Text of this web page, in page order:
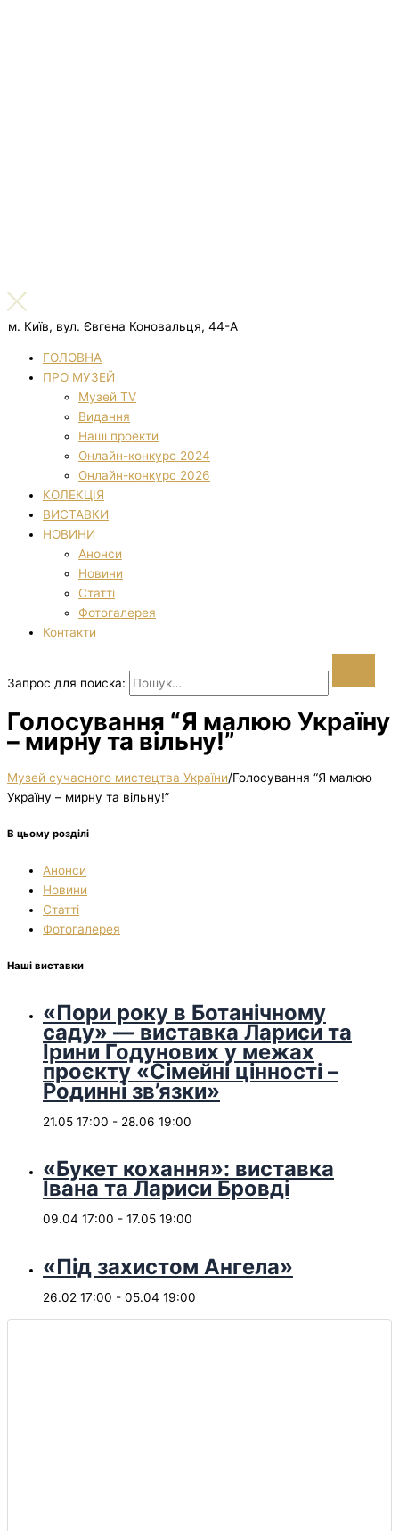
м. Київ, вул. Євгена Коновальця, 44-А
ГОЛОВНА
ПРО МУЗЕЙ
Музей TV
Видання
Наші проекти
Онлайн-конкурс 2024
Онлайн-конкурс 2026
КОЛЕКЦІЯ
ВИСТАВКИ
НОВИНИ
Анонси
Новини
Статті
Фотогалерея
Контакти
Запрос для поиска:
Голосування “Я малюю Україну
– мирну та вільну!”
Музей сучасного мистецтва України/Голосування “Я малюю
Україну – мирну та вільну!”
В цьому розділі
Анонси
Новини
Статті
Фотогалерея
Наші виставки
«Пори року в Ботанічному
саду» — виставка Лариси та
Ірини Годунових у межах
проєкту «Сімейні цінності –
Родинні зв’язки»
21.05 17:00 - 28.06 19:00
«Букет кохання»: виставка
Івана та Лариси Бровді
09.04 17:00 - 17.05 19:00
«Під захистом Ангела»
26.02 17:00 - 05.04 19:00